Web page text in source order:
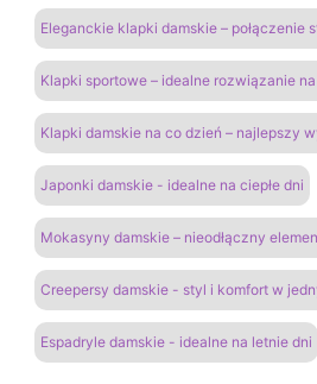
Eleganckie klapki damskie – połączenie
Klapki sportowe – idealne rozwiązanie
Klapki damskie na co dzień – najlepszy
Japonki damskie - idealne na ciepłe dni
Mokasyny damskie – nieodłączny
Creepersy damskie - styl i komfort w
Espadryle damskie - idealne na letnie dni